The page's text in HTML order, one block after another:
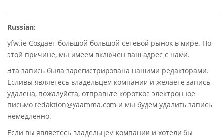
Russian:
yfw.ie Создает большой большой сетевой рынок в мире. По
этой причине, мы имеем включен ваш адрес с нами.
Эта запись была зарегистрирована нашими редакторами.
Есливы являетесь владельцем компании и желаете запись
удалена, пожалуйста, отправьте короткое электронное
письмо redaktion@yaamma.com и мы будем удалить запись
немедленно.
Если вы являетесь владельцем компании и хотели бы